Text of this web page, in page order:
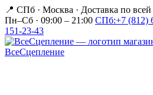
📍 СПб · Москва · Доставка по
Пн–Сб · 09:00 – 21:00 СПб:+7 (812)
151-23-43
ВсеСцепление